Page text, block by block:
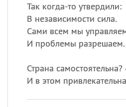
Так когда-то утвердили:
В независимости сила.
Сами всем мы
И проблемы разрешаем.
Страна
И в этом